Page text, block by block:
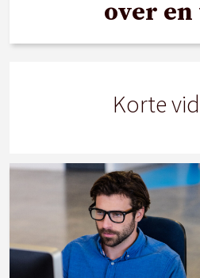
over
Korte